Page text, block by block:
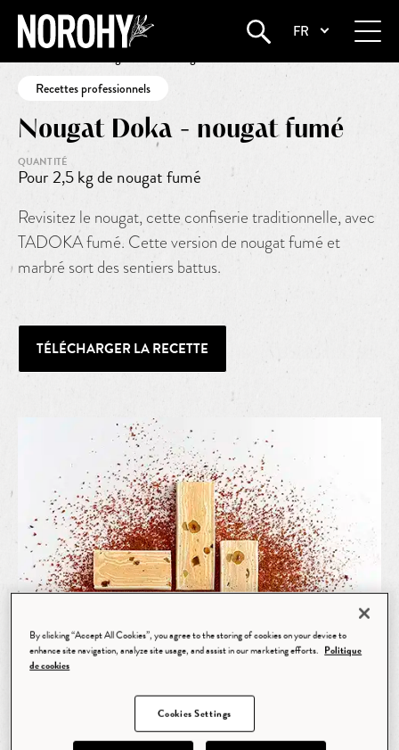
FR
Recettes professionnels
Nougat Doka - nougat fumé
QUANTITÉ
Pour 2,5 kg de nougat fumé
Revisitez le nougat, cette confiserie traditionnelle, avec
TADOKA fumé. Cette version de nougat fumé et
marbré sort des sentiers battus.
TÉLÉCHARGER LA RECETTE
By clicking “Accept All Cookies”, you agree to the storing of cookies on your device to
enhance site navigation, analyze site usage, and assist in our marketing efforts. Politique
de cookies
Cookies Settings